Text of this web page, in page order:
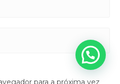
para a próxima vez